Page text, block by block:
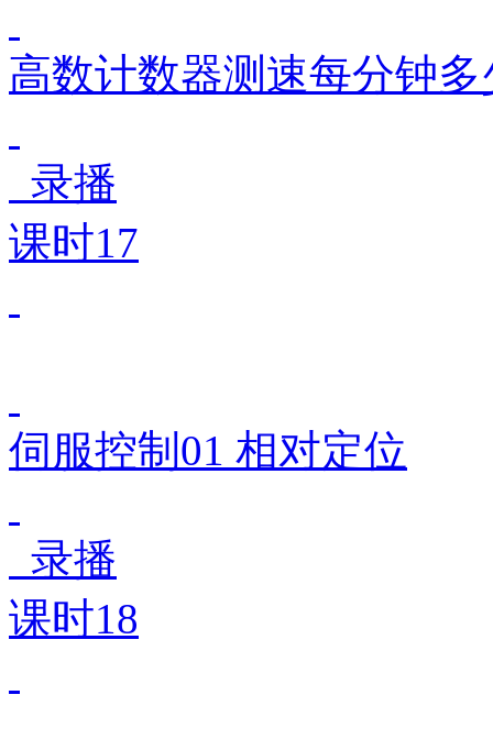
高数计数器测速每分钟多
录播
课时17
伺服控制01 相对定位
录播
课时18